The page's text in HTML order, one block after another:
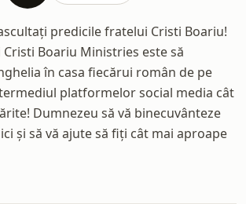
predicile fratelui Cristi Boariu!
Boariu Ministries este să
în casa fiecărui român de pe
platformelor social media cât
Dumnezeu să vă binecuvânteze
și să vă ajute să fiți cât mai aproape